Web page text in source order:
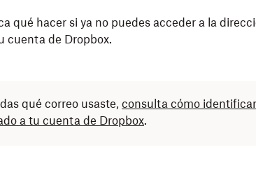
qué hacer si ya no puedes acceder a la
cuenta de Dropbox.
qué correo usaste, consulta cómo
a tu cuenta de Dropbox.